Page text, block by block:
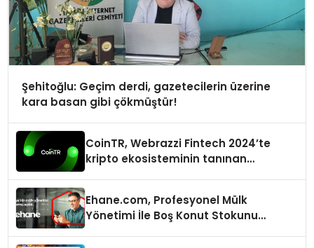
Şehitoğlu: Geçim derdi, gazetecilerin üzerine
kara basan gibi çökmüştür!
CoinTR, Webrazzi Fintech 2024’te
kripto ekosisteminin tanınan
Ehane.com, Profesyonel Mülk
Yönetimi İle Boş Konut Stokunu